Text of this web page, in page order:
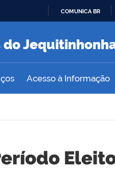
O
COMUNICA BR
Acesso à Informação